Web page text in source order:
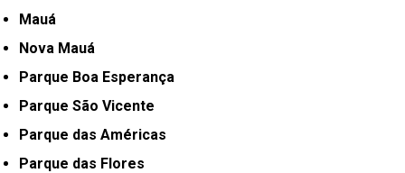
Mauá
Nova Mauá
Parque Boa Esperança
Parque São Vicente
Parque das Américas
Parque das Flores